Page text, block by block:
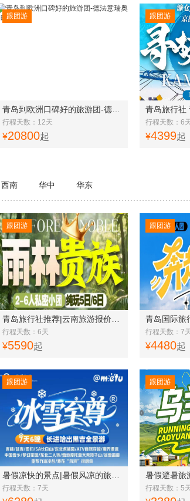
行程天数：12天
¥20800起
跟团游
行程天数：6
¥4399起
跟团游
西南 华中 华东
行程天数：6天
¥5590起
跟团游
行程天数：7
¥4480起
跟团游
行程天数：7天
跟团游
行程天数：5
跟团游